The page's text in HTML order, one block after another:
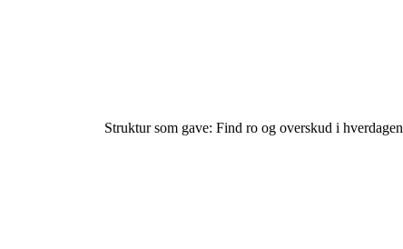
Struktur som gave: Find ro og overskud i hverdagen